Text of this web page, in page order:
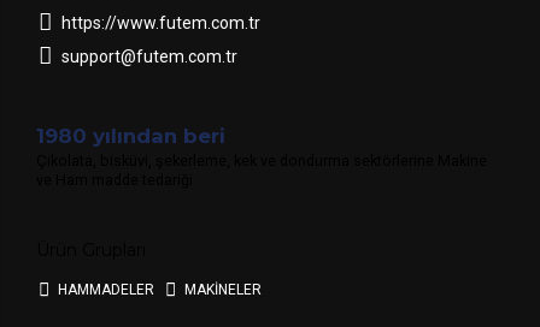
https://www.futem.com.tr
support@futem.com.tr
1980 yılından beri
HAMMADELER MAKİNELER